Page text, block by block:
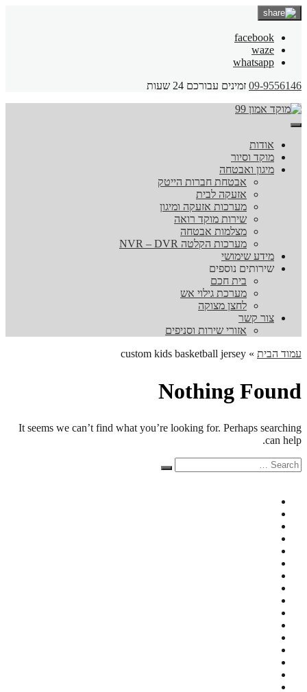
facebook
waze
whatsapp
09-9556146 זמינים עבורכם 24 שעות
אודות
מוקד וסיור
מיגון ואבטחה
אבטחת חברות הייטק
אזעקה לבית
מערכות אזעקה ומיגון
שירות מוקד רואה
מצלמות אבטחה
מערכות הקלטה NVR – DVR
מידע שימושי
שירותים נוספים
בית חכם
מערכת גילוי אש
לחצן מצוקה
צור קשר
אזורי שירות וסניפים
עמוד הבית »
custom kids basketball jersey
Nothing Found
It seems we can’t find what you’re looking for. Perhaps searching
can help.
Search
for:
Search